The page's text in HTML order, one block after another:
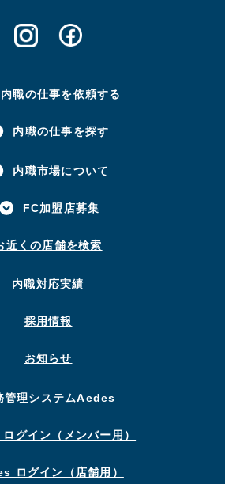
内職の仕事を依頼する
内職の仕事を探す
内職市場について
FC加盟店募集
近くの店舗を検索
内職対応実績
採用情報
お知らせ
管理システムAedes
グイン（メンバー用）
ログイン（店舗用）